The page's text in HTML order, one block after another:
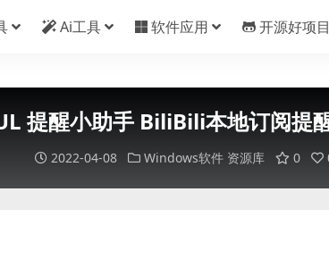
Ai工具 软件应用 开源好项目
提醒小助手 BiliBili本地订阅提
2022-04-08 Windows软件 资源库 0